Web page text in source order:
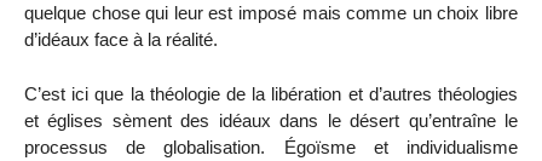
quelque chose qui leur est imposé mais comme un choix libre
d’idéaux face à la réalité.
C’est ici que la théologie de la libération et d’autres théologies
et églises sèment des idéaux dans le désert qu’entraîne le
processus de globalisation. Égoïsme et individualisme